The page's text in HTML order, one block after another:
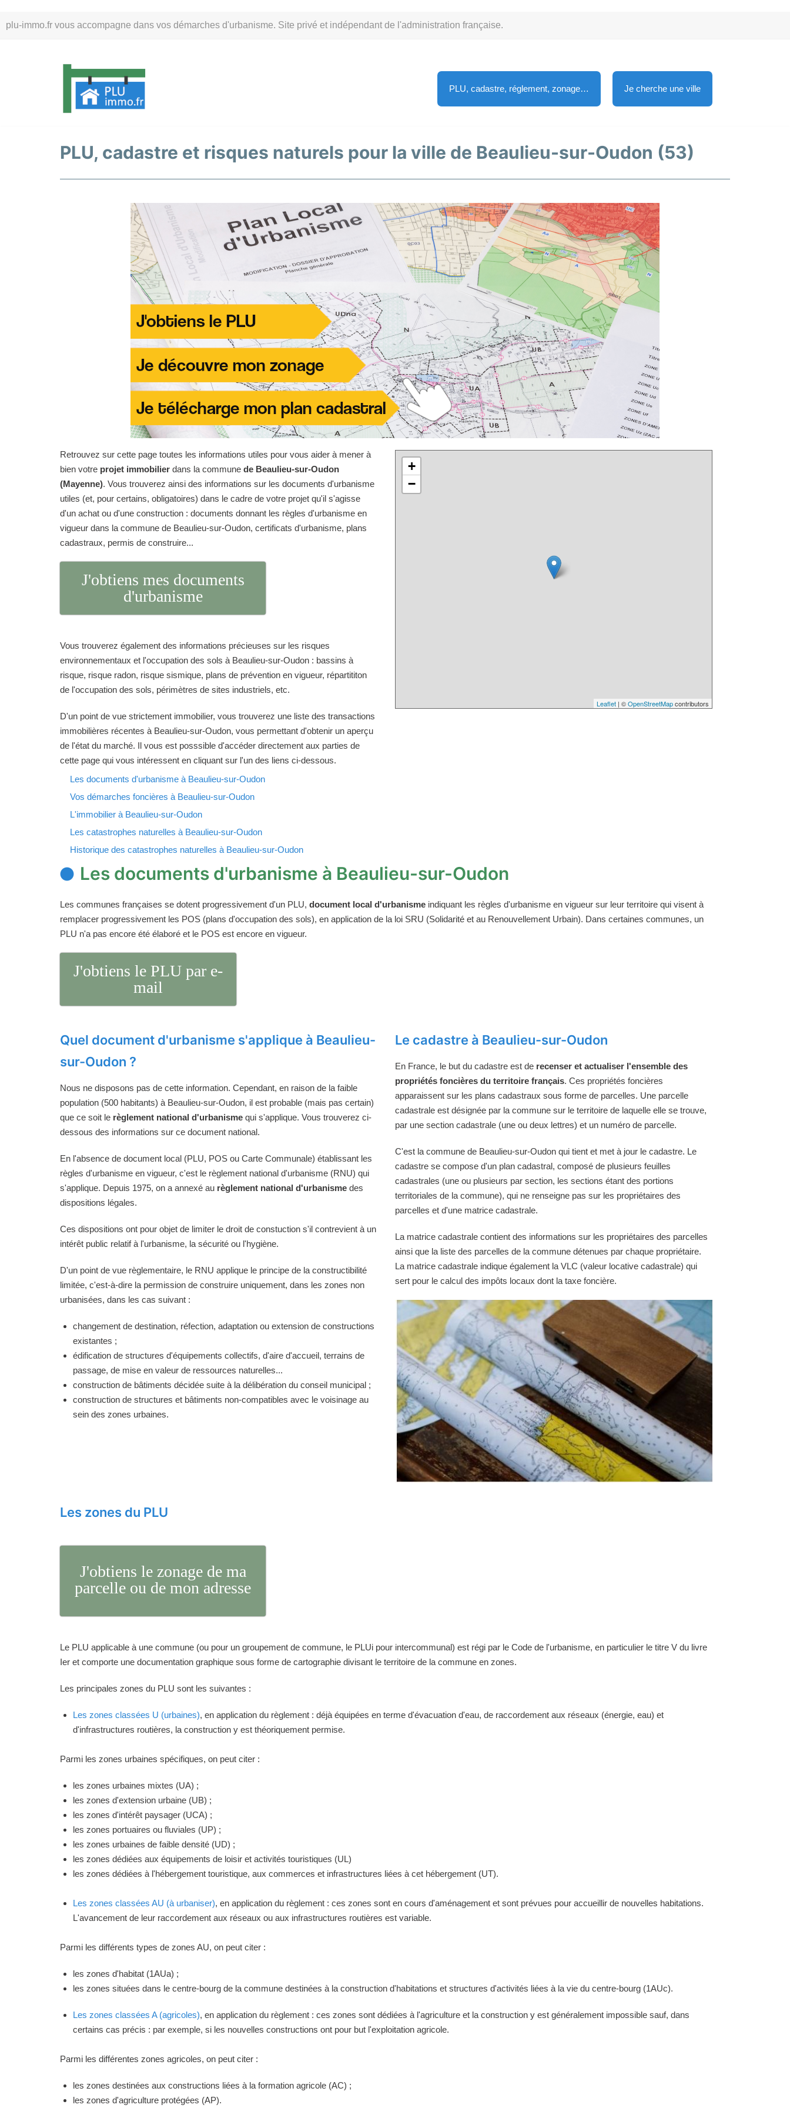
plu-immo.fr vous accompagne dans vos démarches d'urbanisme. Site privé et indépendant de l'administration française.
au
PLU, cadastre, réglement, zonage… Je cherche une ville
PLU, cadastre et risques naturels pour la ville de Beaulieu-sur-Oudon (53)
Retrouvez sur cette page toutes les informations utiles pour vous aider à mener à
bien votre projet immobilier dans la commune de Beaulieu-sur-Oudon
(Mayenne). Vous trouverez ainsi des informations sur les documents d'urbanisme
utiles (et, pour certains, obligatoires) dans le cadre de votre projet qu'il s'agisse
d'un achat ou d'une construction : documents donnant les règles d'urbanisme en
vigueur dans la commune de Beaulieu-sur-Oudon, certificats d'urbanisme, plans
cadastraux, permis de construire...
J'obtiens mes documents
d'urbanisme
Vous trouverez également des informations précieuses sur les risques
environnementaux et l'occupation des sols à Beaulieu-sur-Oudon : bassins à
risque, risque radon, risque sismique, plans de prévention en vigueur, répartititon
de l'occupation des sols, périmètres de sites industriels, etc.
D'un point de vue strictement immobilier, vous trouverez une liste des transactions
immobilières récentes à Beaulieu-sur-Oudon, vous permettant d'obtenir un aperçu
de l'état du marché. Il vous est posssible d'accéder directement aux parties de
cette page qui vous intéressent en cliquant sur l'un des liens ci-dessous.
Les documents d'urbanisme à Beaulieu-sur-Oudon
Vos démarches foncières à Beaulieu-sur-Oudon
L'immobilier à Beaulieu-sur-Oudon
Les catastrophes naturelles à Beaulieu-sur-Oudon
Historique des catastrophes naturelles à Beaulieu-sur-Oudon
+
−
Leaflet | ©OpenStreetMapcontributors
Les documents d'urbanisme à Beaulieu-sur-Oudon
Les communes françaises se dotent progressivement d'un PLU, document local d'urbanisme indiquant les règles d'urbanisme en vigueur sur leur territoire qui visent à
remplacer progressivement les POS (plans d'occupation des sols), en application de la loi SRU (Solidarité et au Renouvellement Urbain). Dans certaines communes, un
PLU n'a pas encore été élaboré et le POS est encore en vigueur.
J'obtiens le PLU par e-
mail
Quel document d'urbanisme s'applique à Beaulieu-
sur-Oudon ?
Nous ne disposons pas de cette information. Cependant, en raison de la faible
population (500 habitants) à Beaulieu-sur-Oudon, il est probable (mais pas certain)
que ce soit le règlement national d'urbanisme qui s'applique. Vous trouverez ci-
dessous des informations sur ce document national.
En l'absence de document local (PLU, POS ou Carte Communale) établissant les
règles d'urbanisme en vigueur, c'est le règlement national d'urbanisme (RNU) qui
s'applique. Depuis 1975, on a annexé au règlement national d'urbanisme des
dispositions légales.
Ces dispositions ont pour objet de limiter le droit de constuction s'il contrevient à un
intérêt public relatif à l'urbanisme, la sécurité ou l'hygiène.
D'un point de vue règlementaire, le RNU applique le principe de la constructibilité
limitée, c'est-à-dire la permission de construire uniquement, dans les zones non
urbanisées, dans les cas suivant :
changement de destination, réfection, adaptation ou extension de constructions
existantes ;
édification de structures d'équipements collectifs, d'aire d'accueil, terrains de
passage, de mise en valeur de ressources naturelles...
construction de bâtiments décidée suite à la délibération du conseil municipal ;
construction de structures et bâtiments non-compatibles avec le voisinage au
sein des zones urbaines.
Le cadastre à Beaulieu-sur-Oudon
En France, le but du cadastre est de recenser et actualiser l'ensemble des
propriétés foncières du territoire français. Ces propriétés foncières
apparaissent sur les plans cadastraux sous forme de parcelles. Une parcelle
cadastrale est désignée par la commune sur le territoire de laquelle elle se trouve,
par une section cadastrale (une ou deux lettres) et un numéro de parcelle.
C'est la commune de Beaulieu-sur-Oudon qui tient et met à jour le cadastre. Le
cadastre se compose d'un plan cadastral, composé de plusieurs feuilles
cadastrales (une ou plusieurs par section, les sections étant des portions
territoriales de la commune), qui ne renseigne pas sur les propriétaires des
parcelles et d'une matrice cadastrale.
La matrice cadastrale contient des informations sur les propriétaires des parcelles
ainsi que la liste des parcelles de la commune détenues par chaque propriétaire.
La matrice cadastrale indique également la VLC (valeur locative cadastrale) qui
sert pour le calcul des impôts locaux dont la taxe foncière.
Les zones du PLU
J'obtiens le zonage de ma
parcelle ou de mon adresse
Le PLU applicable à une commune (ou pour un groupement de commune, le PLUi pour intercommunal) est régi par le Code de l'urbanisme, en particulier le titre V du livre
Ier et comporte une documentation graphique sous forme de cartographie divisant le territoire de la commune en zones.
Les principales zones du PLU sont les suivantes :
Les zones classées U (urbaines), en application du règlement : déjà équipées en terme d'évacuation d'eau, de raccordement aux réseaux (énergie, eau) et
d'infrastructures routières, la construction y est théoriquement permise.
Parmi les zones urbaines spécifiques, on peut citer :
les zones urbaines mixtes (UA) ;
les zones d'extension urbaine (UB) ;
les zones d'intérêt paysager (UCA) ;
les zones portuaires ou fluviales (UP) ;
les zones urbaines de faible densité (UD) ;
les zones dédiées aux équipements de loisir et activités touristiques (UL)
les zones dédiées à l'hébergement touristique, aux commerces et infrastructures liées à cet hébergement (UT).
Les zones classées AU (à urbaniser), en application du règlement : ces zones sont en cours d'aménagement et sont prévues pour accueillir de nouvelles habitations.
L'avancement de leur raccordement aux réseaux ou aux infrastructures routières est variable.
Parmi les différents types de zones AU, on peut citer :
les zones d'habitat (1AUa) ;
les zones situées dans le centre-bourg de la commune destinées à la construction d'habitations et structures d'activités liées à la vie du centre-bourg (1AUc).
Les zones classées A (agricoles), en application du règlement : ces zones sont dédiées à l'agriculture et la construction y est généralement impossible sauf, dans
certains cas précis : par exemple, si les nouvelles constructions ont pour but l'exploitation agricole.
Parmi les différentes zones agricoles, on peut citer :
les zones destinées aux constructions liées à la formation agricole (AC) ;
les zones d'agriculture protégées (AP).